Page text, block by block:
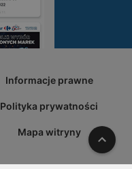
Informacje prawne
Polityka prywatności
Mapa witryny W